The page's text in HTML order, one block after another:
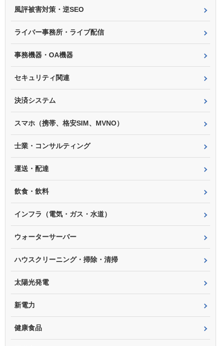
風評被害対策・逆SEO
ライバー事務所・ライブ配信
事務機器・OA機器
セキュリティ関連
決済システム
スマホ（携帯、格安SIM、MVNO）
士業・コンサルティング
運送・配達
飲食・飲料
インフラ（電気・ガス・水道）
ウォーターサーバー
ハウスクリーニング・掃除・清掃
太陽光発電
新電力
健康食品